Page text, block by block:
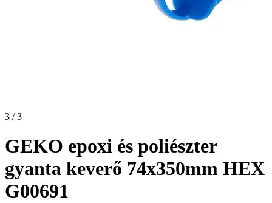
3 / 3
GEKO epoxi és poliészter
gyanta keverő 74x350mm HEX
G00691